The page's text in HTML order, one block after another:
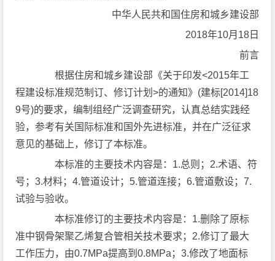
中华人民共和国住房和城乡建设部
2018年10月18日
前言
根据住房和城乡建设部《关于印发<2015年工
程建设标准规范制订、修订计划>的通知》(建标[2014]18
9号)的要求，编制组经广泛调查研究，认真总结实践经
验，参考有关国际标准和国外先进标准，并在广泛征求
意见的基础上，修订了本标准。
本标准的主要技术内容是：1.总则；2.术语、符
号；3.材料；4.管道设计；5.管道连接；6.管道敷设；7.
试验与验收。
本标准修订的主要技术内容是：1.删除了原标
准中钢骨架聚乙烯复合管相关技术要求；2.修订了最大
工作压力，由0.7MPa提高到0.8MPa；3.修改了地面标